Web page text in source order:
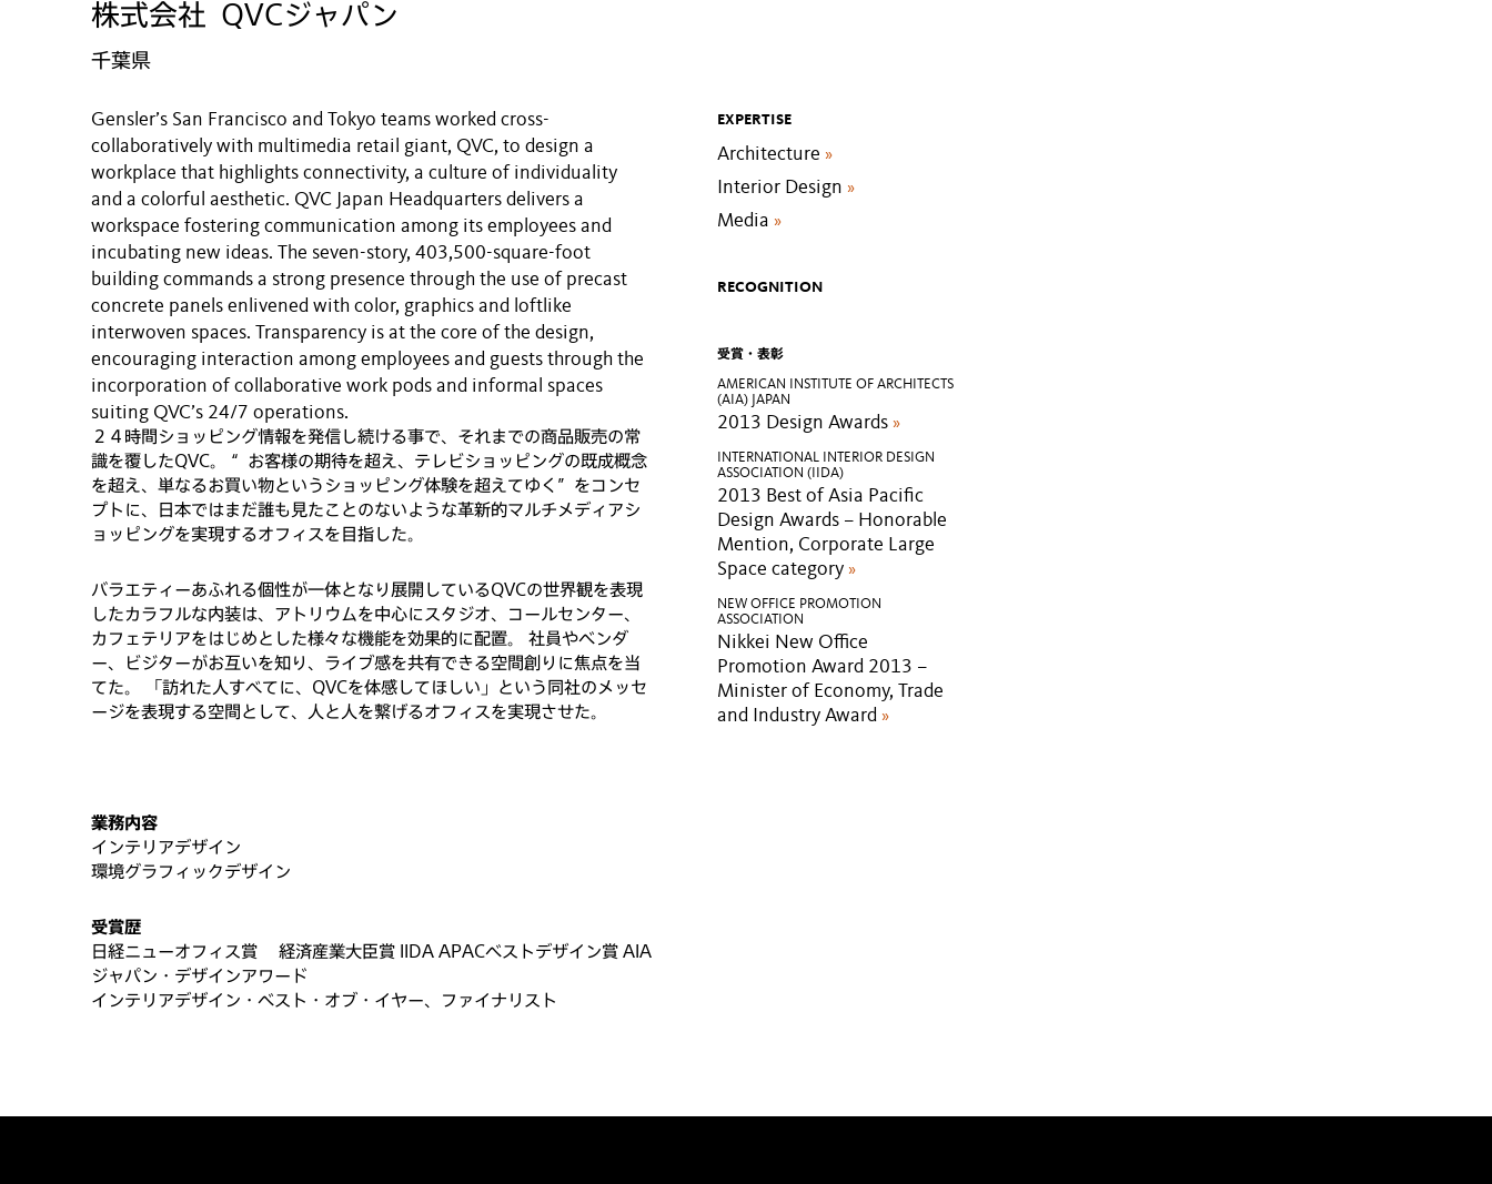
株式会社 QVCジャパン
千葉県
Gensler’s San Francisco and Tokyo teams worked cross-
collaboratively with multimedia retail giant, QVC, to design a
workplace that highlights connectivity, a culture of individuality
and a colorful aesthetic. QVC Japan Headquarters delivers a
workspace fostering communication among its employees and
incubating new ideas. The seven-story, 403,500-square-foot
building commands a strong presence through the use of precast
concrete panels enlivened with color, graphics and loftlike
interwoven spaces. Transparency is at the core of the design,
encouraging interaction among employees and guests through the
incorporation of collaborative work pods and informal spaces
suiting QVC’s 24/7 operations.
２４時間ショッピング情報を発信し続ける事で、それまでの商品販売の常
識を覆したQVC。 “お客様の期待を超え、テレビショッピングの既成概念
を超え、単なるお買い物というショッピング体験を超えてゆく”をコンセ
プトに、日本ではまだ誰も見たことのないような革新的マルチメディアシ
ョッピングを実現するオフィスを目指した。
バラエティーあふれる個性が一体となり展開しているQVCの世界観を表現
したカラフルな内装は、アトリウムを中心にスタジオ、コールセンター、
カフェテリアをはじめとした様々な機能を効果的に配置。 社員やベンダ
ー、ビジターがお互いを知り、ライブ感を共有できる空間創りに焦点を当
てた。 「訪れた人すべてに、QVCを体感してほしい」という同社のメッセ
ージを表現する空間として、人と人を繋げるオフィスを実現させた。
業務内容
インテリアデザイン
環境グラフィックデザイン
受賞歴
日経ニューオフィス賞 経済産業大臣賞 IIDA APACベストデザイン賞 AIA
ジャパン・デザインアワード
インテリアデザイン・ベスト・オブ・イヤー、ファイナリスト
EXPERTISE
Architecture»
Interior Design»
Media»
RECOGNITION
受賞・表彰
AMERICAN INSTITUTE OF ARCHITECTS
(AIA) JAPAN
2013 Design Awards»
INTERNATIONAL INTERIOR DESIGN
ASSOCIATION (IIDA)
2013 Best of Asia Pacific
Design Awards – Honorable
Mention, Corporate Large
Space category»
NEW OFFICE PROMOTION
ASSOCIATION
Nikkei New Office
Promotion Award 2013 –
Minister of Economy, Trade
and Industry Award»